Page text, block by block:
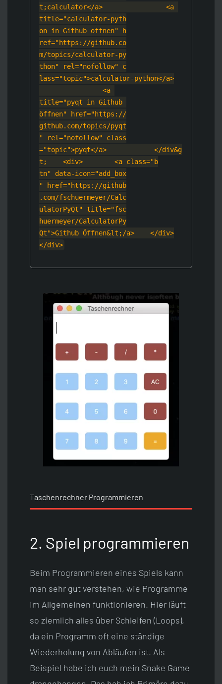
t;calculator</a>
                <a
title="calculator-pyth
on in Github öffnen" h
ref="https://github.co
m/topics/calculator-py
thon" rel="nofollow" c
lass="topic">calculator-python</a>
                <a
title="pyqt in Github
öffnen" href="https://
github.com/topics/pyqt
" rel="nofollow" class
="topic">pyqt</a>
            </div&g
t;
    <div>
        <a class="b
tn" data-icon="add_box
" href="https://github
.com/fschuermeyer/Calc
ulatorPyQt" title="fsc
huermeyer/CalculatorPy
Qt">Github Öffnen&lt;/a>
    </div>
</div>
Taschenrechner Programmieren
2. Spiel programmieren
Beim Programmieren eines Spiels kann
man sehr gut verstehen, wie Programme
im Allgemeinen funktionieren. Hier läuft
so ziemlich alles über Schleifen (Loops),
da ein Programm oft eine ständige
Wiederholung von Abläufen ist. Als
Beispiel habe ich euch mein Snake Game